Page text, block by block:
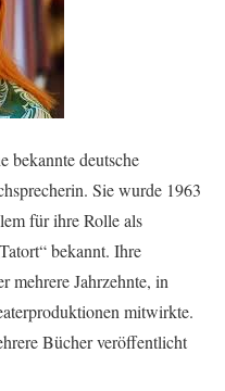
bekannte deutsche
Sie wurde 1963
für ihre Rolle als
bekannt. Ihre
mehrere Jahrzehnte, in
mitwirkte.
Bücher veröffentlicht